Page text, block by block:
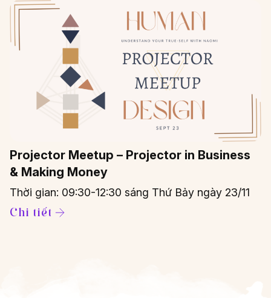
Projector Meetup – Projector in Business
& Making Money
Thời gian: 09:30-12:30 sáng Thứ Bảy ngày 23/11
Chi tiết